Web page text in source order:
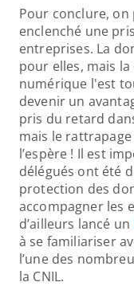
Pour conclure, on
enclenché une
entreprises. La
pour elles, mais
numérique l'est
devenir un
pris du retard
mais le
l’espère ! Il est
délégués ont été
protection des
accompagner les
d’ailleurs lancé un
à se familiariser
l’une des
la CNIL.